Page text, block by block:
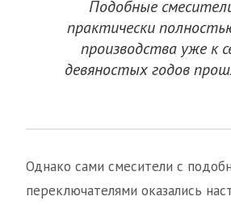
Подобные
практически
производства уже к
девяностых годов
Однако сами смесители с
переключателями оказались